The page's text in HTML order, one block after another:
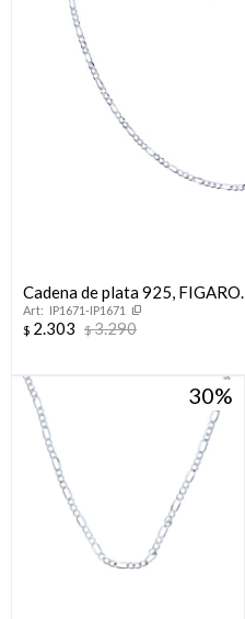
Cadena de plata 925, FIGARO.
IP1671-IP1671
$ 2.303 $3.290
30